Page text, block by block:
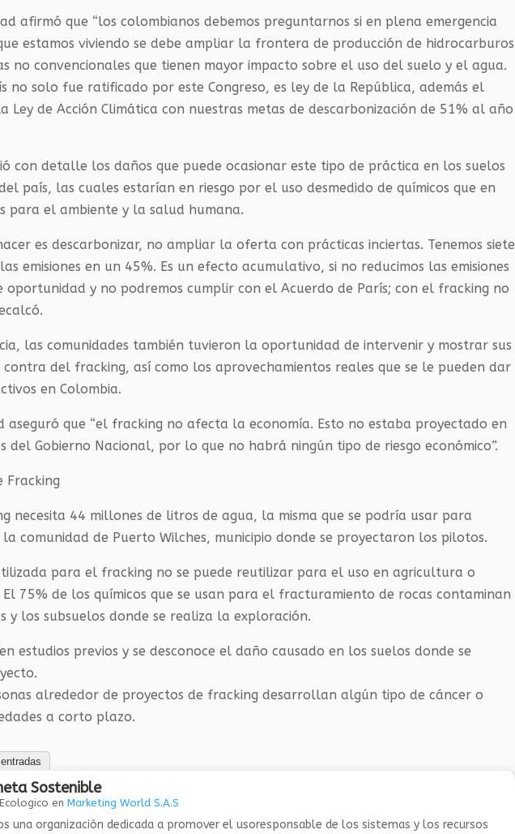
afirmó que “los colombianos debemos preguntarnos si en plena emergencia
estamos viviendo se debe ampliar la frontera de producción de hidrocarburos
no convencionales que tienen mayor impacto sobre el uso del suelo y el agua.
no solo fue ratificado por este Congreso, es ley de la República, además el
Ley de Acción Climática con nuestras metas de descarbonización de 51% al año
con detalle los daños que puede ocasionar este tipo de práctica en los suelos
país, las cuales estarían en riesgo por el uso desmedido de químicos que en
para el ambiente y la salud humana.
es descarbonizar, no ampliar la oferta con prácticas inciertas. Tenemos siete
emisiones en un 45%. Es un efecto acumulativo, si no reducimos las emisiones
oportunidad y no podremos cumplir con el Acuerdo de París; con el fracking no
las comunidades también tuvieron la oportunidad de intervenir y mostrar sus
del fracking, así como los aprovechamientos reales que se le pueden dar
en Colombia.
aseguró que “el fracking no afecta la economía. Esto no estaba proyectado en
del Gobierno Nacional, por lo que no habrá ningún tipo de riesgo económico”.
Fracking
necesita 44 millones de litros de agua, la misma que se podría usar para
comunidad de Puerto Wilches, municipio donde se proyectaron los pilotos.
para el fracking no se puede reutilizar para el uso en agricultura o
75% de los químicos que se usan para el fracturamiento de rocas contaminan
y los subsuelos donde se realiza la exploración.
estudios previos y se desconoce el daño causado en los suelos donde se
alrededor de proyectos de fracking desarrollan algún tipo de cáncer o
a corto plazo.
Sostenible
enMarketing World S.A.S
una organización dedicada a promover el usoresponsable de los sistemas y los recursos